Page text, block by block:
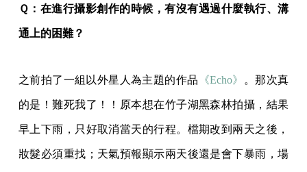
Ｑ：在進行攝影創作的時候，有沒有遇過什麼執行、溝
通上的困難？
之前拍了一組以外星人為主題的作品 《Echo》 。那次真
的是！難死我了！！原本想在竹子湖黑森林拍攝，結果
早上下雨，只好取消當天的行程。檔期改到兩天之後，
妝髮必須重找；天氣預報顯示兩天後還是會下暴雨，場